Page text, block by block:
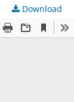
Download